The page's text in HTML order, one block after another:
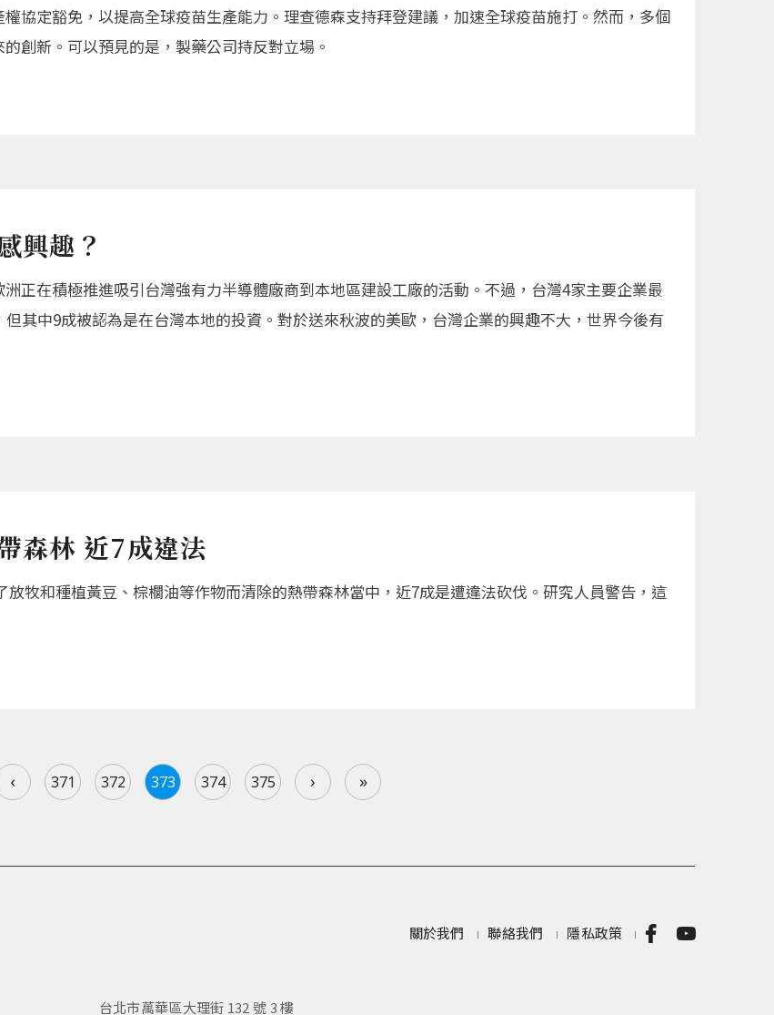
協定豁免，以提高全球疫苗生產能力。理查德森支持拜登建議，加速全球疫苗施打。然而，多個
創新。可以預見的是，製藥公司持反對立場。
興趣？
正在積極推進吸引台灣強有力半導體廠商到本地區建設工廠的活動。不過，台灣4家主要企業最
其中9成被認為是在台灣本地的投資。對於送來秋波的美歐，台灣企業的興趣不大，世界今後有
森林 近7成違法
牧和種植黃豆、棕櫚油等作物而清除的熱帶森林當中，近7成是遭違法砍伐。研究人員警告，這
‹ 371 372 373 374 375 › »
關於我們 聯絡我們 隱私政策
台北市萬華區大理街 132 號 3 樓